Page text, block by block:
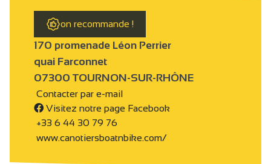
on recommande !
170 promenade Léon Perrier
quai Farconnet
07300 TOURNON-SUR-RHÔNE
Contacter par e-mail
Visitez notre page Facebook
+33 6 44 30 79 76
www.canotiersboatnbike.com/